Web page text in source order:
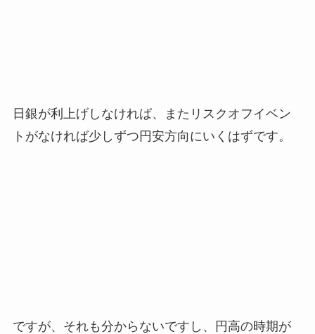
日銀が利上げしなければ、またリスクオフイベン
トがなければ少しずつ円安方向にいくはずです。
ですが、それも分からないですし、円高の時期が